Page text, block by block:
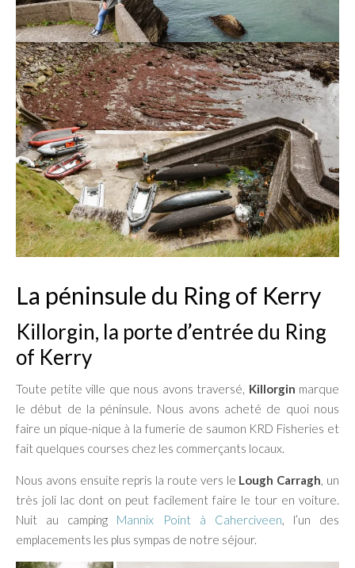
La péninsule du Ring of Kerry
Killorgin, la porte d’entrée du Ring
of Kerry
Toute petite ville que nous avons traversé, Killorgin marque
le début de la péninsule. Nous avons acheté de quoi nous
faire un pique-nique à la fumerie de saumon KRD Fisheries et
fait quelques courses chez les commerçants locaux.
Nous avons ensuite repris la route vers le Lough Carragh, un
très joli lac dont on peut facilement faire le tour en voiture.
Nuit au camping Mannix Point à Caherciveen, l’un des
emplacements les plus sympas de notre séjour.